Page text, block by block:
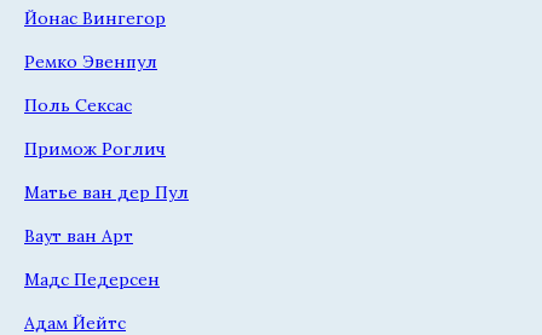
Йонас Вингегор
Ремко Эвенпул
Поль Сексас
Примож Роглич
Матье ван дер Пул
Ваут ван Арт
Мадс Педерсен
Адам Йейтс